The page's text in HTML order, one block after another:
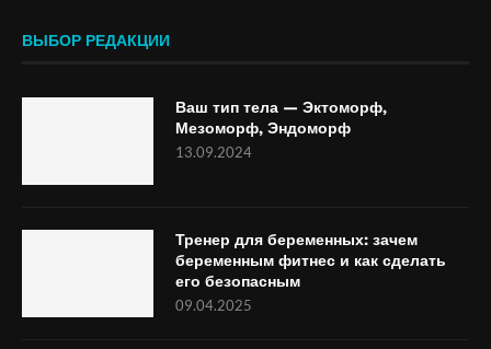
ВЫБОР РЕДАКЦИИ
Ваш тип тела — Эктоморф,
Мезоморф, Эндоморф
13.09.2024
Тренер для беременных: зачем
беременным фитнес и как сделать
его безопасным
09.04.2025